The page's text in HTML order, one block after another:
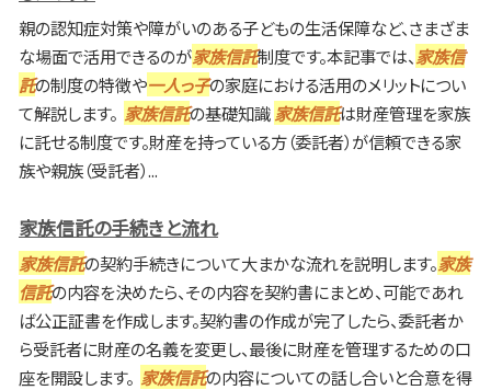
親の認知症対策や障がいのある子どもの生活保障など、さまざま
な場面で活用できるのが家族信託制度です。本記事では、家族信
託の制度の特徴や一人っ子の家庭における活用のメリットについ
て解説します。 家族信託の基礎知識家族信託は財産管理を家族
に託せる制度です。財産を持っている方（委託者）が信頼できる家
族や親族（受託者）...
家族信託の手続きと流れ
家族信託の契約手続きについて大まかな流れを説明します。家族
信託の内容を決めたら、その内容を契約書にまとめ、可能であれ
ば公正証書を作成します。契約書の作成が完了したら、委託者か
ら受託者に財産の名義を変更し、最後に財産を管理するための口
座を開設します。 家族信託の内容についての話し合いと合意を得